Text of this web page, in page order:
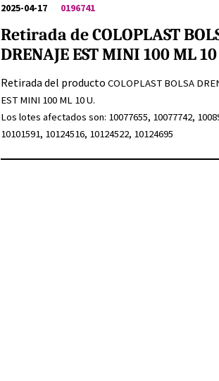
2025-04-17 0196741
Retirada de COLOPLAST
DRENAJE EST MINI 100 ML
Retirada del productoCOLOPLAST BOLSA
EST MINI 100 ML 10 U.
Los lotes afectados son: 10077655, 10077742,
10101591, 10124516, 10124522, 10124695